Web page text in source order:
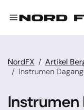
NordFX
Artikel
Instrumen
Instrumen